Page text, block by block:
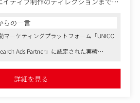
エイティブを制作します。
クリエイターとのコミュニケーション
によっては、クライアントや広告代理
ィブ企画の提案や説明をすることもあ
画会議の進行
らの一言
ーケティングプラットフォーム「UNICO
Ads Partner」に認定された実績
詳細を見る